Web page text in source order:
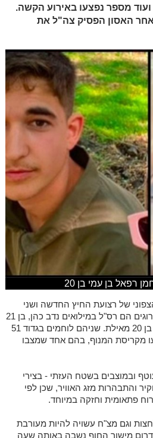
של גולני נהרגו ועוד מספר נפצעו באירוע הקשה.
60 קמ"ש, רק לאחר האסון הפסיק צה"ל את
של רצועת החיץ החדשה ושני
לוחמים שהיו בתוך מבנה במוצב נהרגו. ההרוגים הם רס"ל במילואים נדב כהן, בן 21
ממושב בית חנן, וסמ"ר נחמן רפאל בן עמי, בן 20 מאילת. שניהם לוחמים בגדוד 51
מקריסת המנוף, בהם אחד שמצבו
ובמוצבים בשטח העזתי - בצירי
והתבהרות מזג האוויר, שכן לפי
פתאומית וחזקה במיוחד.
וגם מצ"ח עשויה להיות מעורבת
מישור החוף נשבה באותה שעה